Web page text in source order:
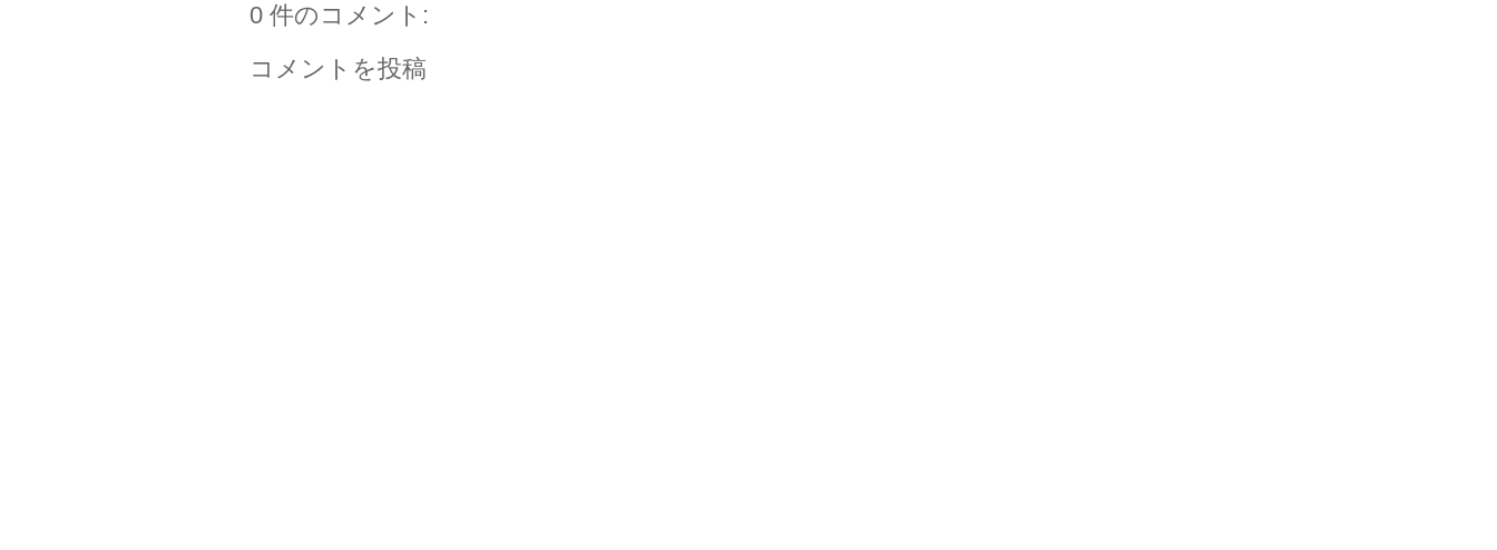
0 件のコメント:
コメントを投稿